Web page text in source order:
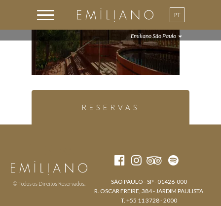
PT
Emiliano São Paulo
RESERVAS
© Todos os Direitos Reservados.
SÃO PAULO - SP - 01426-000
R. OSCAR FREIRE, 384 - JARDIM PAULISTA
T. +55 11 3728 - 2000